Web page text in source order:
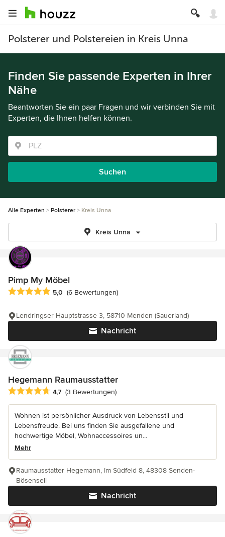
Polsterer und Polstereien in Kreis Unna
Finden Sie passende Experten in Ihrer
Nähe
Beantworten Sie ein paar Fragen und wir verbinden Sie mit
Experten, die Ihnen helfen können.
Suchen
Alle Experten Polsterer Kreis Unna
Kreis Unna
Pimp My Möbel
Durchschnittliche Bewertung: 5 von 5 Sternen
5,0 (6 Bewertungen)
Nachricht
Lendringser Hauptstrasse 3, 58710 Menden (Sauerland)
Hegemann Raumausstatter
Durchschnittliche Bewertung: 4.7 von 5 Sternen
4,7 (3 Bewertungen)
Wohnen ist persönlicher Ausdruck von Lebensstil und
Lebensfreude. Bei uns finden Sie ausgefallene und
hochwertige Möbel, Wohnaccessoires un...
Mehr
Nachricht
Raumausstatter Hegemann, Im Südfeld 8, 48308 Senden-
Bösensell